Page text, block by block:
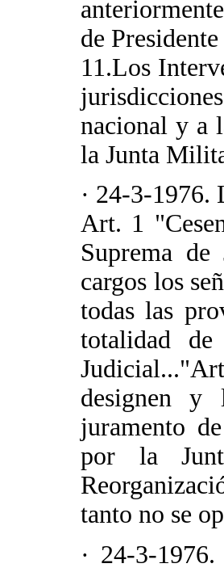
de
11.Los
nacional y a
la Junta
· 24-3-1976.
Art. 1
Suprema
cargos los
todas las
totalidad
designen y
juramento
por la
tanto no se
· 24-3-